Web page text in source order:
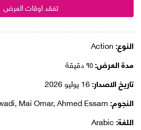
تفقد اوقات العرض
النوع:
مدة العرض:
تاريخ الاصدار:
النجوم:
اللغة: